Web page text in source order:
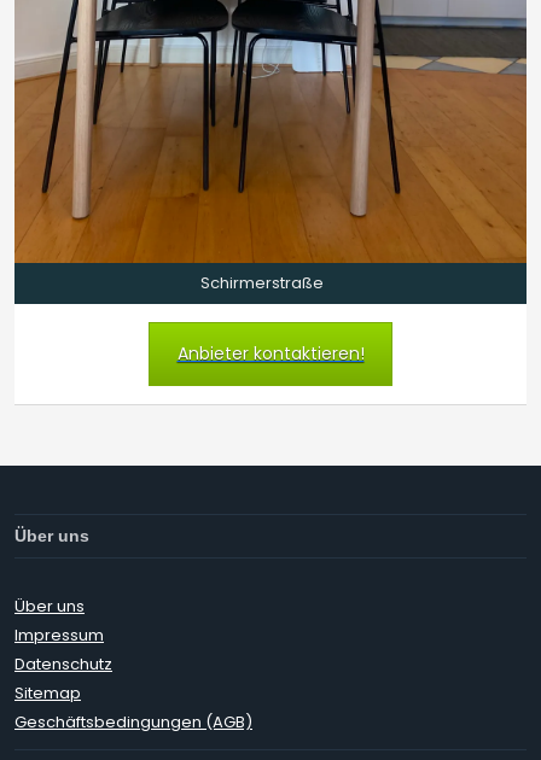
Schirmerstraße
Anbieter kontaktieren!
Über uns
Über uns
Impressum
Datenschutz
Sitemap
Geschäftsbedingungen (AGB)